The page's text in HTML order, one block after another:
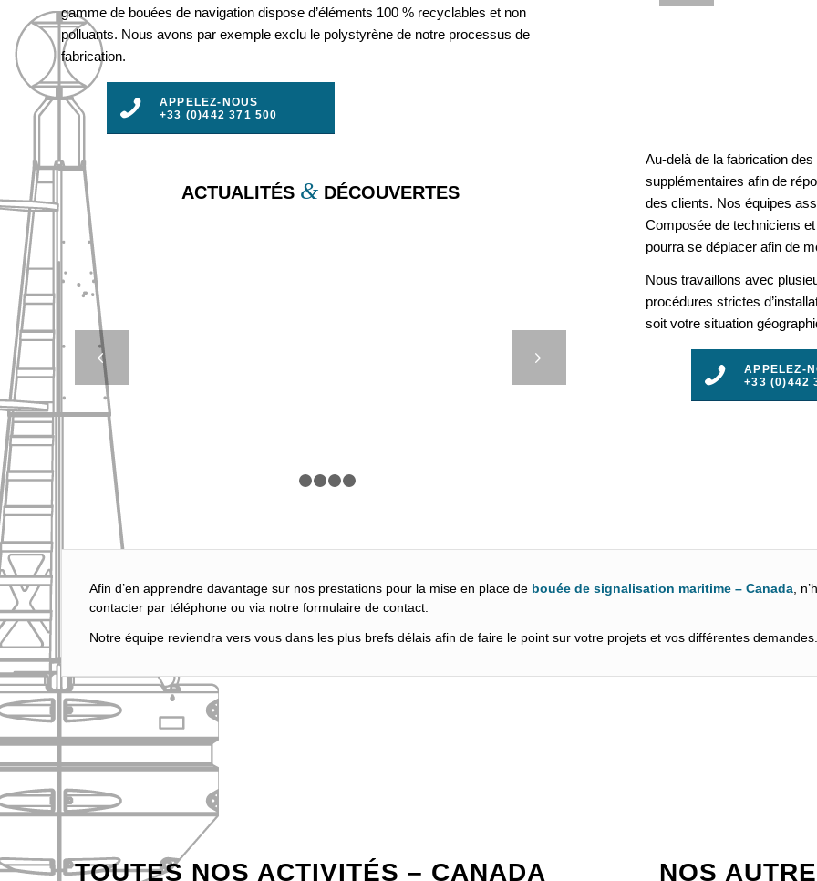
gamme de bouées de navigation dispose d’éléments 100 % recyclables et non
polluants. Nous avons par exemple exclu le polystyrène de notre processus de
fabrication.
APPELEZ-NOUS
+33 (0)442 371 500
ACTUALITÉS &DÉCOUVERTES
Au-delà de la fabrication
supplémentaires afin de
des clients. Nos équipes
Composée de techniciens
pourra se déplacer afin de
Nous travaillons avec
procédures strictes
soit votre situation
APPELEZ-
+33 (0)442
Afin d’en apprendre davantage sur nos prestations pour la mise en place de bouée de signalisation maritime – Canada ,
contacter par téléphone ou via notre formulaire de contact.
Notre équipe reviendra vers vous dans les plus brefs délais afin de faire le point sur votre projets et vos différentes demandes.
TOUTES NOS ACTIVITÉS – CANADA
NOS